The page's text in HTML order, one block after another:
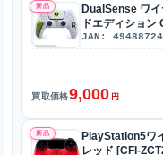
新品
DualSense ワ
ドエディション
JAN:
買取価格9,000 円
新品
PlayStation5ワ
レッド [CFI-